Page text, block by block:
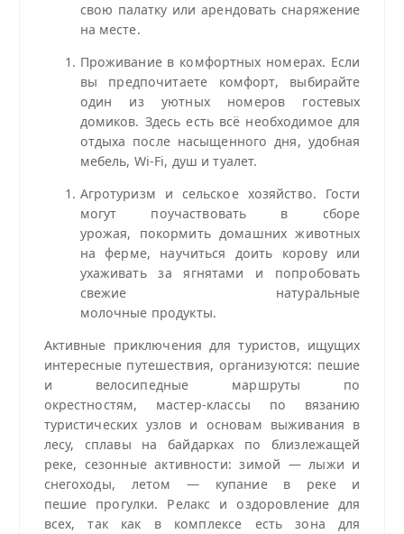
свою палатку или арендовать снаряжение
на месте.
Проживание в комфортных номерах. Если
вы предпочитаете комфорт, выбирайте
один из уютных номеров гостевых
домиков. Здесь есть всё необходимое для
отдыха после насыщенного дня, удобная
мебель, Wi‑Fi, душ и туалет.
Агротуризм и сельское хозяйство. Гости
могут поучаствовать в сборе
урожая, покормить домашних животных
на ферме, научиться доить корову или
ухаживать за ягнятами и попробовать
свежие натуральные
молочные продукты.
Активные приключения для туристов, ищущих
интересные путешествия, организуются: пешие
и велосипедные маршруты по
окрестностям, мастер‑классы по вязанию
туристических узлов и основам выживания в
лесу, сплавы на байдарках по близлежащей
реке, сезонные активности: зимой — лыжи и
снегоходы, летом — купание в реке и
пешие прогулки. Релакс и оздоровление для
всех, так как в комплексе есть зона для